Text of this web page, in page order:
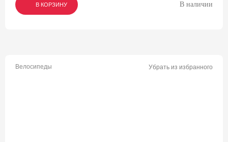
В КОРЗИНУ
В КОРЗИНУ
В КОРЗИНУ В наличии
Велосипеды Убрать из избранного